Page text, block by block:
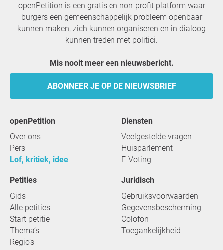
openPetition is een gratis en non-profit platform waar
burgers een gemeenschappelijk probleem openbaar
kunnen maken, zich kunnen organiseren en in dialoog
kunnen treden met politici.
Mis nooit meer een nieuwsbericht.
ABONNEER JE OP DE NIEUWSBRIEF
openPetition
Over ons
Pers
Lof, kritiek, idee
Diensten
Veelgestelde vragen
Huisparlement
E-Voting
Petities
Gids
Alle petities
Start petitie
Thema’s
Regio’s
Juridisch
Gebruiksvoorwaarden
Gegevensbescherming
Colofon
Toegankelijkheid